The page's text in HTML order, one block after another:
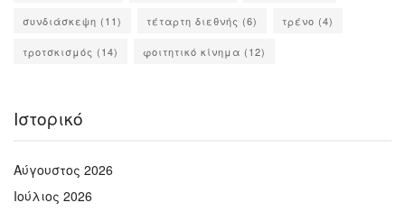
συνδιάσκεψη (11) τέταρτη διεθνής (6) τρένο (4)
τροτσκισμός (14) φοιτητικό κίνημα (12)
Ιστορικό
Αύγουστος 2026
Ιούλιος 2026